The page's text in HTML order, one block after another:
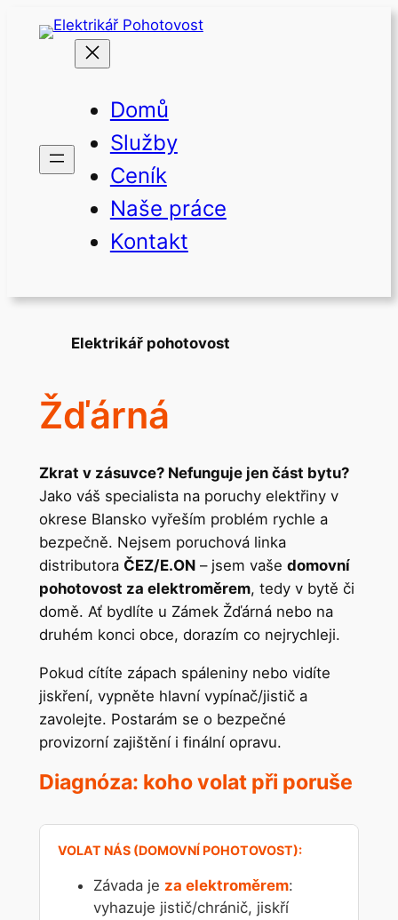
Přeskočit
Domů
Služby
Ceník
Naše práce
Kontakt
Elektrikář pohotovost
Žďárná
Zkrat v zásuvce? Nefunguje jen část bytu?
Jako váš specialista na poruchy elektřiny v
okrese Blansko vyřeším problém rychle a
bezpečně. Nejsem poruchová linka
distributora ČEZ/E.ON– jsem vaše domovní
pohotovost za elektroměrem, tedy v bytě či
domě. Ať bydlíte u Zámek Žďárná nebo na
druhém konci obce, dorazím co nejrychleji.
Pokud cítíte zápach spáleniny nebo vidíte
jiskření, vypněte hlavní vypínač/jistič a
zavolejte. Postarám se o bezpečné
provizorní zajištění i finální opravu.
Diagnóza: koho volat při poruše
Závada je za elektroměrem:
vyhazuje jistič/chránič, jiskří